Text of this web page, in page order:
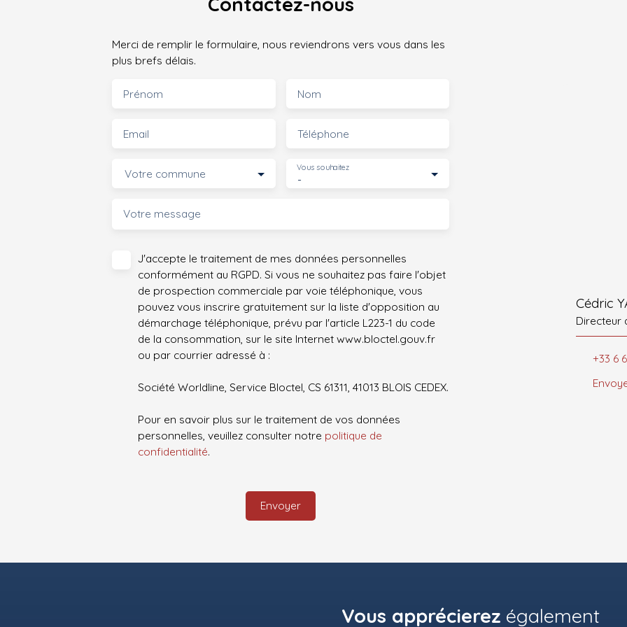
Merci de remplir le formulaire, nous reviendrons vers vous dans les
plus brefs délais.
Prénom Nom
Email Téléphone
Votre commune -
Vous souhaitez
Votre message
J'accepte le traitement de mes données personnelles
conformément au RGPD. Si vous ne souhaitez pas faire l'objet
de prospection commerciale par voie téléphonique, vous
pouvez vous inscrire gratuitement sur la liste d'opposition au
démarchage téléphonique, prévu par l'article L223-1 du code
de la consommation, sur le site Internet www.bloctel.gouv.fr
ou par courrier adressé à :
Société Worldline, Service Bloctel, CS 61311, 41013 BLOIS CEDEX.
Pour en savoir plus sur le traitement de vos données
personnelles, veuillez consulter notre politique de
confidentialité.
Envoyer
Cédric
Directeur
+33 6
Vous apprécierez également